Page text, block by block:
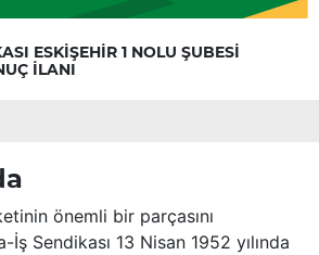
ESKİŞEHİR 1 NOLU ŞUBESİ
İLANI
önemli bir parçasını
İş Sendikası 13 Nisan 1952 yılında